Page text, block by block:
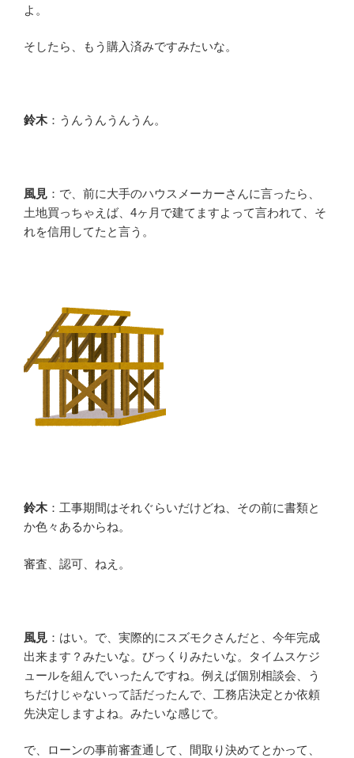
よ。
そしたら、もう購入済みですみたいな。
鈴木：うんうんうんうん。
風見 ：で、前に大手のハウスメーカーさんに言ったら、
土地買っちゃえば、4ヶ月で建てますよって言われて、そ
れを信用してたと言う。
鈴木：工事期間はそれぐらいだけどね、その前に書類と
か色々あるからね。
審査、認可、ねえ。
風見 ：はい。で、実際的にスズモクさんだと、今年完成
出来ます？みたいな。びっくりみたいな。タイムスケジ
ュールを組んでいったんですね。例えば個別相談会、う
ちだけじゃないって話だったんで、工務店決定とか依頼
先決定しますよね。みたいな感じで。
で、ローンの事前審査通して、間取り決めてとかって、